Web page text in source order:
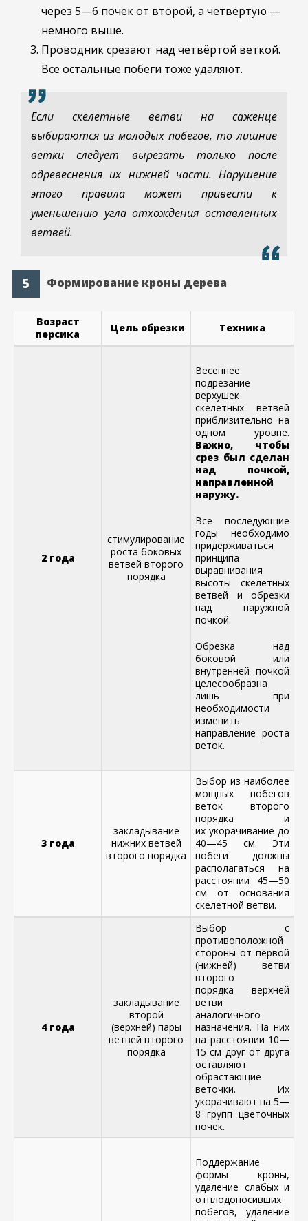
через 5—6 почек от второй, а четвёртую —
немного выше.
Проводник срезают над четвёртой веткой.
Все остальные побеги тоже удаляют.
Если скелетные ветви на саженце
выбираются из молодых побегов, то лишние
ветки следует вырезать только после
одревеснения их нижней части. Нарушение
этого правила может привести к
уменьшению угла отхождения оставленных
ветвей.
Формирование кроны дерева
Возраст
персика
Цель обрезки Техника
2 года
стимулирование
роста боковых
ветвей второго
порядка
Весеннее
подрезание
верхушек
скелетных ветвей
приблизительно на
одном уровне.
Важно, чтобы
срез был сделан
над почкой,
направленной
наружу.
Все последующие
годы необходимо
придерживаться
принципа
выравнивания
высоты скелетных
ветвей и обрезки
над наружной
почкой.
Обрезка над
боковой или
внутренней почкой
целесообразна
лишь при
необходимости
изменить
направление роста
веток.
3 года
закладывание
нижних ветвей
второго порядка
Выбор из наиболее
мощных побегов
веток второго
порядка и
их укорачивание до
40—45 см. Эти
побеги должны
располагаться на
расстоянии 45—50
см от основания
скелетной ветви.
4 года
закладывание
второй
(верхней) пары
ветвей второго
порядка
Выбор с
противоположной
стороны от первой
(нижней) ветви
второго
порядка верхней
ветви
аналогичного
назначения. На них
на расстоянии 10—
15 см друг от друга
оставляют
обрастающие
веточки. Их
укорачивают на 5—
8 групп цветочных
почек.
Поддержание
формы кроны,
удаление слабых и
отплодоносивших
побегов, удаление